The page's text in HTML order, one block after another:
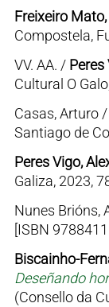
Freixeiro
Compostela,
VV. AA. / Peres
Cultural O
Casas, Arturo /
Santiago de
Peres Vigo,
Galiza, 2023,
Nunes Brións,
[ISBN
Biscainho-
Deseñando
(Consello da